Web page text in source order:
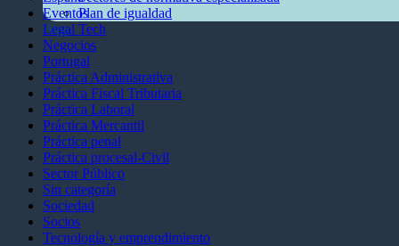
Plan de igualdad
Blog
Eventos
Legal Tech
Negocios
Portugal
Práctica Administrativa
Práctica Fiscal Tributaria
Práctica Laboral
Práctica Mercantil
Práctica penal
Práctica procesal-Civll
Sector Público
Sin categoría
Sociedad
Socios
Tecnología y emprendimiento